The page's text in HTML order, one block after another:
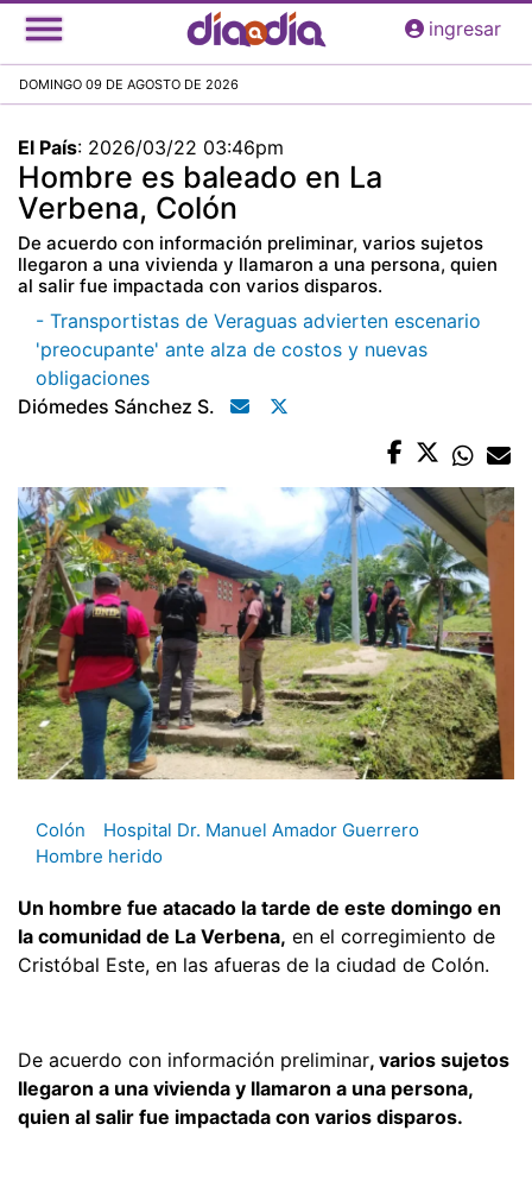
Pasar
al
principal
ingresar
DOMINGO 09 DE AGOSTO DE 2026
El País: 2026/03/22 03:46pm
Hombre es baleado en La
Verbena, Colón
De acuerdo con información preliminar, varios sujetos
llegaron a una vivienda y llamaron a una persona, quien
al salir fue impactada con varios disparos.
- Transportistas de Veraguas advierten escenario
'preocupante' ante alza de costos y nuevas
obligaciones
Diómedes Sánchez S.
Colón
Hospital Dr. Manuel Amador Guerrero
Hombre herido
Un hombre fue atacado la tarde de este domingo en
la comunidad de La Verbena, en el corregimiento de
Cristóbal Este, en las afueras de la ciudad de Colón.
De acuerdo con información preliminar, varios sujetos
llegaron a una vivienda y llamaron a una persona,
quien al salir fue impactada con varios disparos.